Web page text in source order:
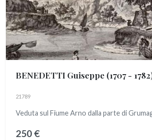
BENEDETTI Guiseppe (1707 -
21789
Veduta sul Fiume Arno dalla parte di
250 €